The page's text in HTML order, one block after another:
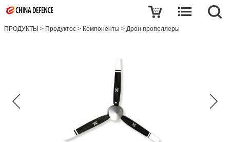
ПРОДУКТЫ > Продуктос > Компоненты > Дрон пропеллеры